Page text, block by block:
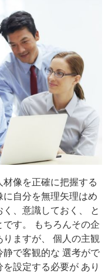
像を正確に把握する
自分を無理矢理はめ
、意識しておく、 と
す。 もちろんその企
ますが、 個人の主観
で客観的な 選考がで
設定する必要が あり